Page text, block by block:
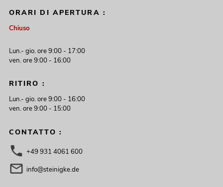
ORARI DI APERTURA :
Chiuso
Lun.- gio. ore 9:00 - 17:00
ven. ore 9:00 - 16:00
RITIRO :
Lun.- gio. ore 9:00 - 16:00
ven. ore 9:00 - 15:00
CONTATTO :
+49 931 4061 600
info@steinigke.de